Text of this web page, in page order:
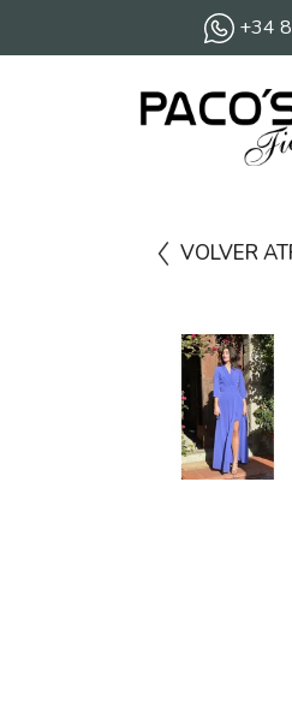
+34
VOLVER